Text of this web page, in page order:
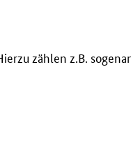
zählen z.B.